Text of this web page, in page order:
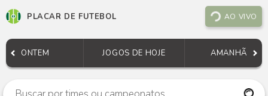
PLACAR DE FUTEBOL AO VIVO
ONTEM JOGOS DE HOJE AMANHÃ